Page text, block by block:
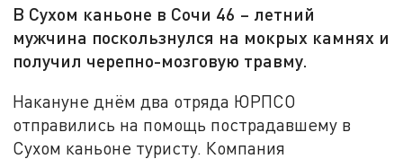
В Сухом каньоне в Сочи 46 – летний
мужчина поскользнулся на мокрых камнях и
получил черепно-мозговую травму.
Накануне днём два отряда ЮРПСО
отправились на помощь пострадавшему в
Сухом каньоне туристу. Компания